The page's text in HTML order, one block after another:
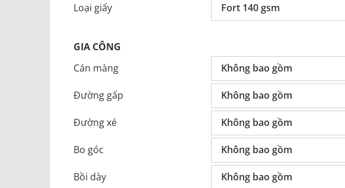
Loại giấy Fort 140 gsm
GIA CÔNG
Cán màng
Không bao gồm
Đường gấp Không bao gồm
Đường xé Không bao gồm
Bo góc Không bao gồm
Bồi dày Không bao gồm